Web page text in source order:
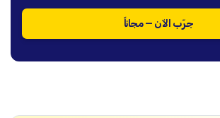
جرّب الآن — مجاناً